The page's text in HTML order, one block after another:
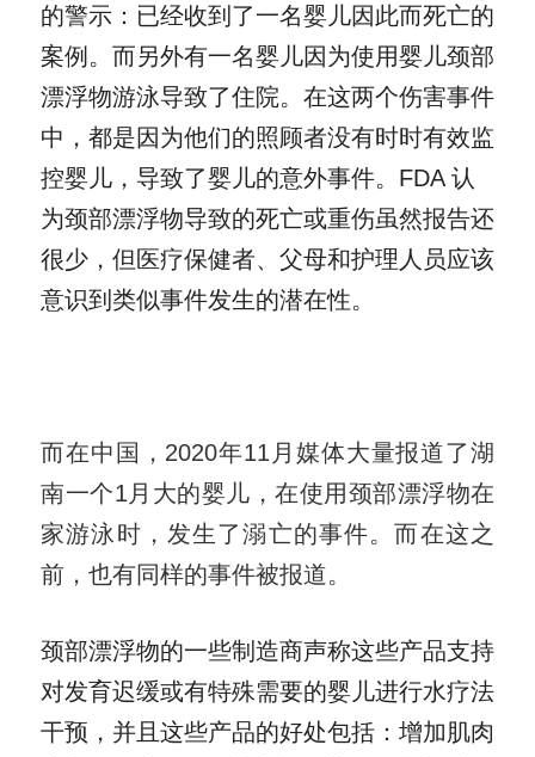
的警示：已经收到了一名婴儿因此而死亡的
案例。而另外有一名婴儿因为使用婴儿颈部
漂浮物游泳导致了住院。在这两个伤害事件
中，都是因为他们的照顾者没有时时有效监
控婴儿，导致了婴儿的意外事件。FDA 认
为颈部漂浮物导致的死亡或重伤虽然报告还
很少，但医疗保健者、父母和护理人员应该
意识到类似事件发生的潜在性。
而在中国，2020年11月媒体大量报道了湖
南一个1月大的婴儿，在使用颈部漂浮物在
家游泳时，发生了溺亡的事件。而在这之
前，也有同样的事件被报道。
颈部漂浮物的一些制造商声称这些产品支持
对发育迟缓或有特殊需要的婴儿进行水疗法
干预，并且这些产品的好处包括：增加肌肉